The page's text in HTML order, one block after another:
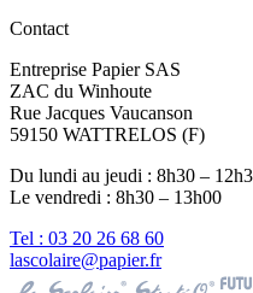
Contact
Entreprise Papier SAS
ZAC du Winhoute
Rue Jacques Vaucanson
59150 WATTRELOS (F)
Du lundi au jeudi : 8h30 –
Le vendredi : 8h30 – 13h00
Tel : 03 20 26 68 60
lascolaire@papier.fr